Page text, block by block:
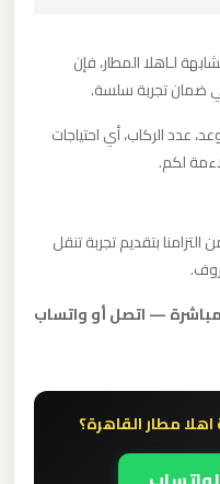
لـاهلا المطار، فإن
ضمان تجربة سلسة.
عدد الركاب، أي احتياجات
لكم.
بتقديم تجربة تنقل
مباشرة — اتصل أو واتساب
مطار القاهرة؟